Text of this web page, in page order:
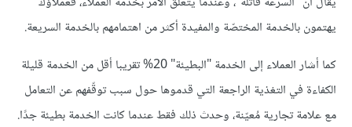
يهتمون بالخدمة المختصّة والمفيدة أكثر من اهتمامهم بالخدمة السريعة.
كما أشار العملاء إلى الخدمة "البطيئة" 20% تقريبا أقل من الخدمة قليلة
الكفاءة في التغذية الراجعة التي قدموها حول سبب توقّفهم عن التعامل
مع علامة تجارية مُعيّنة، وحدث ذلك فقط عندما كانت الخدمة بطيئة جدًا.